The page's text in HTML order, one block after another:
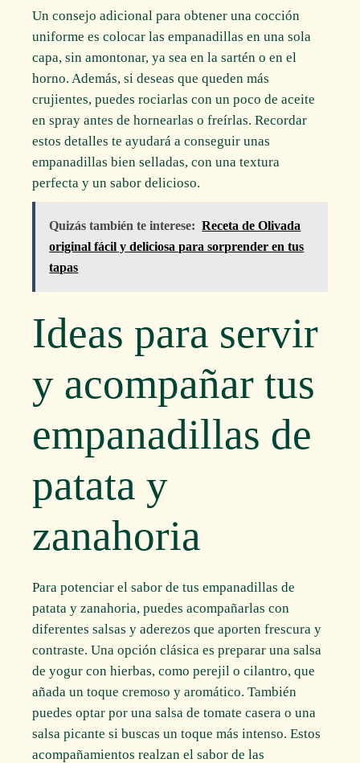
Un consejo adicional para obtener una cocción
uniforme es colocar las empanadillas en una sola
capa, sin amontonar, ya sea en la sartén o en el
horno. Además, si deseas que queden más
crujientes, puedes rociarlas con un poco de aceite
en spray antes de hornearlas o freírlas. Recordar
estos detalles te ayudará a conseguir unas
empanadillas bien selladas, con una textura
perfecta y un sabor delicioso.
Quizás también te interese: Receta de Olivada
original fácil y deliciosa para sorprender en tus
tapas
Ideas para servir
y acompañar tus
empanadillas de
patata y
zanahoria
Para potenciar el sabor de tus empanadillas de
patata y zanahoria, puedes acompañarlas con
diferentes salsas y aderezos que aporten frescura y
contraste. Una opción clásica es preparar una salsa
de yogur con hierbas, como perejil o cilantro, que
añada un toque cremoso y aromático. También
puedes optar por una salsa de tomate casera o una
salsa picante si buscas un toque más intenso. Estos
acompañamientos realzan el sabor de las